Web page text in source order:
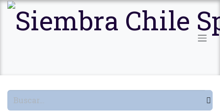
Ir al contenido